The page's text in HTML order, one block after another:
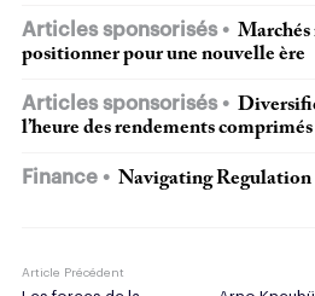
Articles sponsorisés
Marchés
positionner pour une nouvelle ère
Articles sponsorisés
l’heure des rendements comprimés
Finance Navigating Regulation
Article Précédent